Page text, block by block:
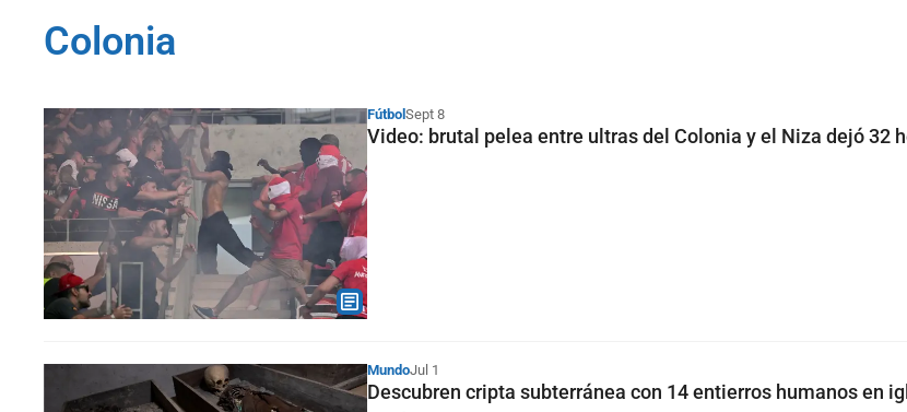
Colonia
Fútbol Sept 8
Video: brutal pelea entre ultras del Colonia y el Niza dejó 32
MundoJul 1
Descubren cripta subterránea con 14 entierros humanos en